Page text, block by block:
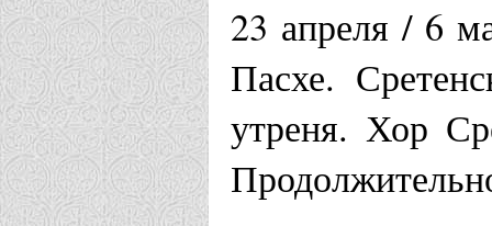
23 апреля / 6
Пасхе.
утреня. Хор